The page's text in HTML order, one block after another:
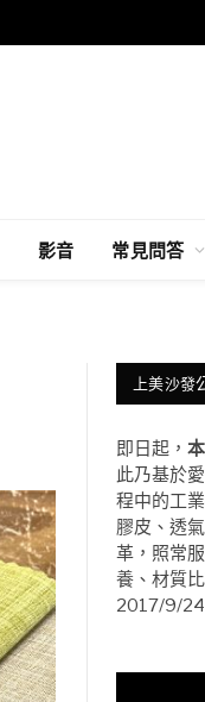
影音 常見問答
上美沙發
即日起，
此乃基於
程中的工
膠皮、透
革，照常
養、材質
2017/9/24